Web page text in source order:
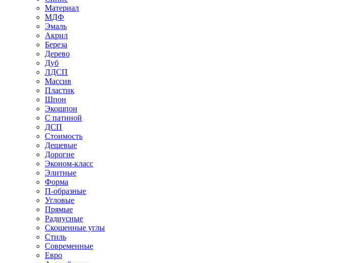
Материал
МДФ
Эмаль
Акрил
Береза
Дерево
Дуб
ЛДСП
Массив
Пластик
Шпон
Экошпон
С патиной
ДСП
Стоимость
Дешевые
Дорогие
Эконом-класс
Элитные
Форма
П-образные
Угловые
Прямые
Радиусные
Скошенные углы
Стиль
Современные
Евро